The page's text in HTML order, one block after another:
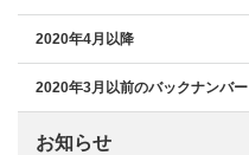
2020年4月以降
2020年3月以前のバックナンバー
お知らせ